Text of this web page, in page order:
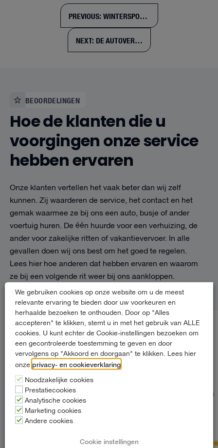
Bericht
navigatie
PREVIOUS: WINTERSPORT AANBIEDING VOLKSWAGEN 9 PERSONENBUS
NEXT: DE AUTOVERHUURDERS EN VAN’T HART AUTOVERHUUR
BEOORDELINGEN
Hoe de klanten die u
voorgingen onze service
hebben ervaren
Onze klanten vertellen het vaak beter dan wij zelf
kunnen. Zij waarderen de service, het contact en het
gemak waarmee ze bij ons een auto, busje of ander
voertuig huren. De één huurde voor een verhuizing, de
ander voor zakelijke ritten of vakantievervoer. In alle
gevallen doen wij ons best om het goed te regelen.
Lees hier hoe anderen dat hebben ervaren en waarom
ze bij een volgende rit weer bij ons aankloppen.
MARLIJN S
Review van Google
We hadden voor een dag een busje
nodig om wat spullen op te halen.
Makkelijk geregeld via de website. Bij
het afhalen ging het ontzettend snel.
Mooie fijne bus 👍🏼
We gebruiken cookies op onze website om u de meest
relevante ervaring te bieden door uw voorkeuren en
herhaalde bezoeken te onthouden. Door op "Alles
accepteren" te klikken, stemt u in met het gebruik van ALLE
cookies. U kunt echter de Cookie-instellingen bezoeken om
een gecontroleerde toestemming te geven en door
vervolgens op "Akkoord en doorgaan" te klikken. Lees hier
onze privacy- en cookieverklaring
Noodzakelijke cookies
Prestatiecookies
Analytische cookies
Marketing cookies
Andere cookies
Cookie instellingen